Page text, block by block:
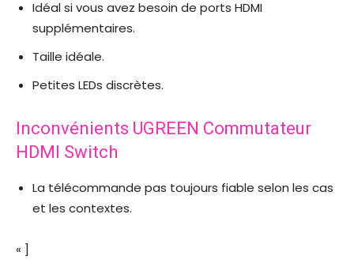
Idéal si vous avez besoin de ports HDMI
supplémentaires.
Taille idéale.
Petites LEDs discrètes.
Inconvénients UGREEN Commutateur
HDMI Switch
La télécommande pas toujours fiable selon les cas
et les contextes.
« ]